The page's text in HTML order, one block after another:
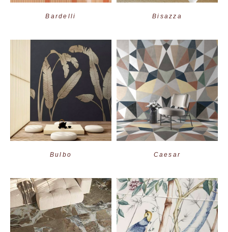
Bardelli Bisazza
Bulbo Caesar